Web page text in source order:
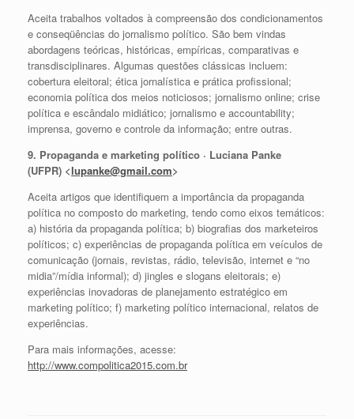
Aceita trabalhos voltados à compreensão dos condicionamentos
e conseqüências do jornalismo político. São bem vindas
abordagens teóricas, históricas, empíricas, comparativas e
transdisciplinares. Algumas questões clássicas incluem:
cobertura eleitoral; ética jornalística e prática profissional;
economia política dos meios noticiosos; jornalismo online; crise
política e escândalo midiático; jornalismo e accountability;
imprensa, governo e controle da informação; entre outras.
9. Propaganda e marketing político · Luciana Panke
(UFPR) <lupanke@gmail.com>
Aceita artigos que identifiquem a importância da propaganda
política no composto do marketing, tendo como eixos temáticos:
a) história da propaganda política; b) biografias dos marketeiros
políticos; c) experiências de propaganda política em veículos de
comunicação (jornais, revistas, rádio, televisão, internet e “no
midia”/mídia informal); d) jingles e slogans eleitorais; e)
experiências inovadoras de planejamento estratégico em
marketing político; f) marketing político internacional, relatos de
experiências.
Para mais informações, acesse:
http://www.compolitica2015.com.br